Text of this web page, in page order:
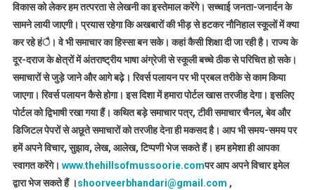
विकास को लेकर हम तत्परता से लेखनी का इस्तेमाल करेंगे। सच्चाई जनता-जनार्दन के
सामने लायी जाएगी। प्रयास रहेगा कि अखबारों की भीड़ से हटकर नौनिहाल स्कूलों में क्या
कर रहे हंै। वे भी समाचार का हिस्सा बन सके। कहां कैसी शिक्षा दी जा रही है। राज्य के
दूर-दराज के क्षेत्रों में अंतराष्ट्रीय भाषा अंग्रेजी से स्कूली बच्चे ठीक से परिचित हो सके।
समाचारों से जुड़े जाने और आगे बढ़े। रिवर्स पलायन पर भी प्रबल तरीके से काम किया
जाएगा। रिवर्स पलायन कैसे होगा। इस दिशा में हमारा पोर्टल खास तरजीह देगा। इसलिए
पोर्टल को द्विभाषी रखा गया हैं। कथित बड़े समाचार पत्र, टीवी समाचार चैनल, बेव और
डिजिटल पेपरों से अछूते समाचारों को तरजीह देना ही मकसद है। आप भी समय-समय पर
हमें अपने विचार, सुझाव, लेख, आलेख, टिप्पणी भेज सकते हैं। हम हमेशा ही आपका
स्वागत करेंगे। www.thehillsofmussoorie.comपर आप अपने विचार इमेल
द्वारा भेज सकते हैं ।shoorveerbhandari@gmail.com ,